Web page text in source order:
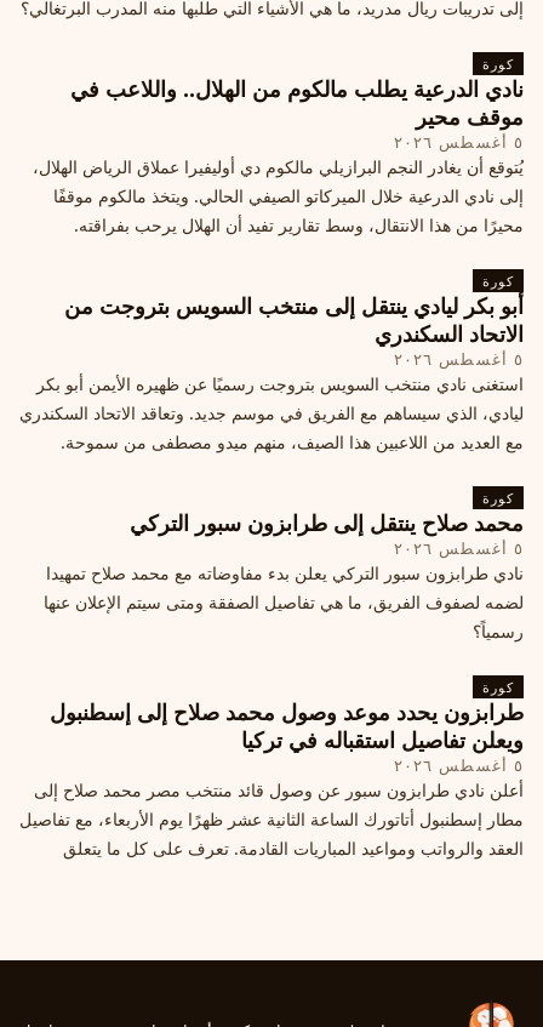
إلى تدريبات ريال مدريد، ما هي الأشياء التي طلبها منه المدرب البرتغالي؟
كورة
نادي الدرعية يطلب مالكوم من الهلال.. واللاعب في
موقف محير
٥ أغسطس ٢٠٢٦
يُتوقع أن يغادر النجم البرازيلي مالكوم دي أوليفيرا عملاق الرياض الهلال،
إلى نادي الدرعية خلال الميركاتو الصيفي الحالي. ويتخذ مالكوم موقفًا
محيرًا من هذا الانتقال، وسط تقارير تفيد أن الهلال يرحب بفراقته.
كورة
أبو بكر ليادي ينتقل إلى منتخب السويس بتروجت من
الاتحاد السكندري
٥ أغسطس ٢٠٢٦
استغنى نادي منتخب السويس بتروجت رسميًا عن ظهيره الأيمن أبو بكر
ليادي، الذي سيساهم مع الفريق في موسم جديد. وتعاقد الاتحاد السكندري
مع العديد من اللاعبين هذا الصيف، منهم ميدو مصطفى من سموحة.
كورة
محمد صلاح ينتقل إلى طرابزون سبور التركي
٥ أغسطس ٢٠٢٦
نادي طرابزون سبور التركي يعلن بدء مفاوضاته مع محمد صلاح تمهيدا
لضمه لصفوف الفريق، ما هي تفاصيل الصفقة ومتى سيتم الإعلان عنها
رسمياً؟
كورة
طرابزون يحدد موعد وصول محمد صلاح إلى إسطنبول
ويعلن تفاصيل استقباله في تركيا
٥ أغسطس ٢٠٢٦
أعلن نادي طرابزون سبور عن وصول قائد منتخب مصر محمد صلاح إلى
مطار إسطنبول أتاتورك الساعة الثانية عشر ظهرًا يوم الأربعاء، مع تفاصيل
العقد والرواتب ومواعيد المباريات القادمة. تعرف على كل ما يتعلق